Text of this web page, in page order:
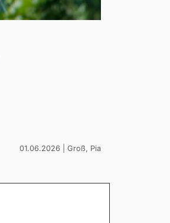
01.06.2026 | Groß, Pia